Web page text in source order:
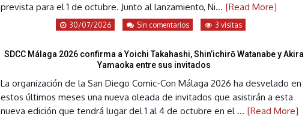
prevista para el 1 de octubre. Junto al lanzamiento, Ni... [Read More]
30/07/2026 Sin comentarios 3 visitas
SDCC Málaga 2026 confirma a Yoichi Takahashi, Shin’ichirō Watanabe y Akira
Yamaoka entre sus invitados
La organización de la San Diego Comic-Con Málaga 2026 ha desvelado en
estos últimos meses una nueva oleada de invitados que asistirán a esta
nueva edición que tendrá lugar del 1 al 4 de octubre en el ... [Read More]